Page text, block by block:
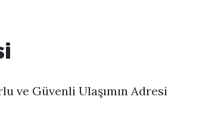
ve Güvenli Ulaşımın Adresi